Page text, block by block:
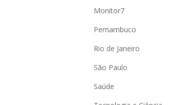
Monitor7
Pernambuco
Rio de Janeiro
São Paulo
Saúde